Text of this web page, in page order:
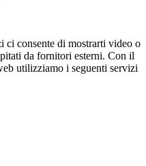
ci consente di mostrarti video o
da fornitori esterni. Con il
utilizziamo i seguenti servizi